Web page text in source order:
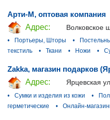
Арти-М, оптовая компания
Адрес:
Волковское
•
Портьеры, Шторы •
текстиль
• Ткани • Ножи •
Zakka, магазин подарков
Адрес:
Ярцевская
•
Сумки и изделия из кожи •
герметические
• Онлайн-